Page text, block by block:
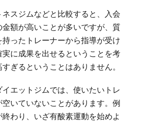
スジムなどと比較すると、入会
額が高いことが多いですが、質
ったトレーナーから指導が受け
実に成果を出せるということを考
ぎるということはありません。
イエットジムでは、使いたいトレ
いていないことがあります。例
終わり、いざ有酸素運動を始めよ